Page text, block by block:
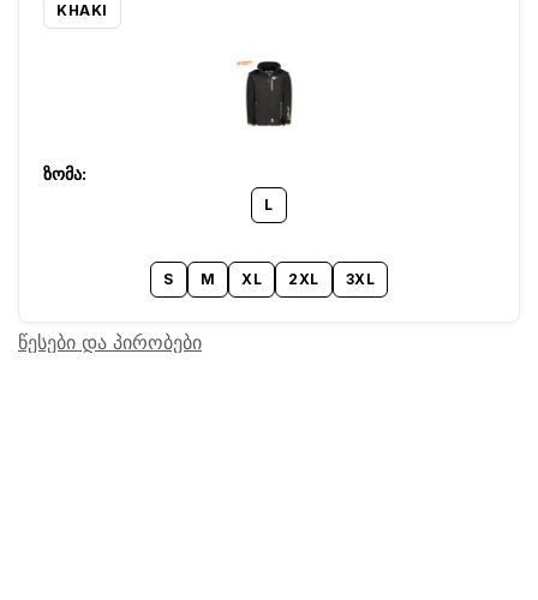
KHAKI
L
S M XL 2XL 3XL
წესები და პირობები